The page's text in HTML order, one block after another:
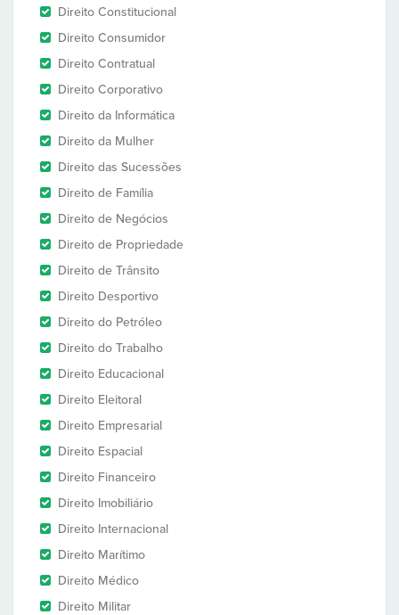
Direito Constitucional
Direito Consumidor
Direito Contratual
Direito Corporativo
Direito da Informática
Direito da Mulher
Direito das Sucessões
Direito de Família
Direito de Negócios
Direito de Propriedade
Direito de Trânsito
Direito Desportivo
Direito do Petróleo
Direito do Trabalho
Direito Educacional
Direito Eleitoral
Direito Empresarial
Direito Espacial
Direito Financeiro
Direito Imobiliário
Direito Internacional
Direito Marítimo
Direito Médico
Direito Militar